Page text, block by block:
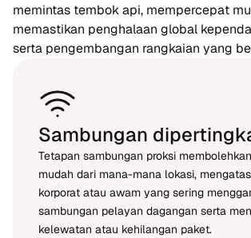
memintas tembok api, mempercepat
memastikan penghalaan global
serta pengembangan rangkaian yang
Sambungan
Tetapan sambungan proksi
mudah dari mana-mana lokasi,
korporat atau awam yang sering
sambungan pelayan dagangan serta
kelewatan atau kehilangan paket.